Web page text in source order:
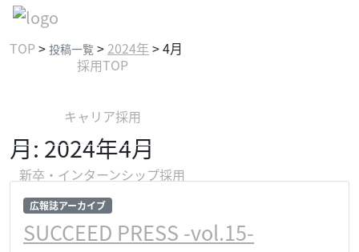
採用TOP
キャリア採用
新卒・インターンシップ採用
募集要項
TOP> 投稿一覧 >2024年 >4月
月: 2024年4月
広報誌アーカイブ
SUCCEED PRESS -vol.15-